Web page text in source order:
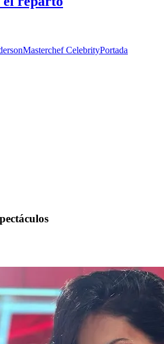
Masterchef CelebrityPortada